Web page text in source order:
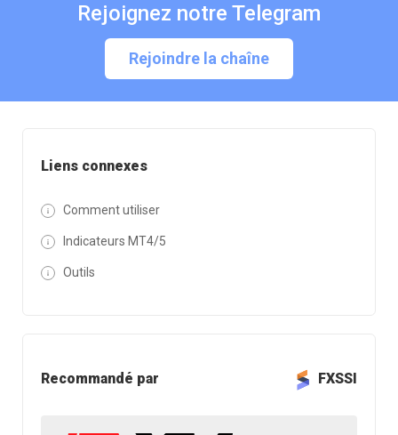
Liens connexes
Comment utiliser
Indicateurs MT4/5
Outils
Recommandé par FXSSI
Rejoignez notre Telegram
Rejoindre la chaîne